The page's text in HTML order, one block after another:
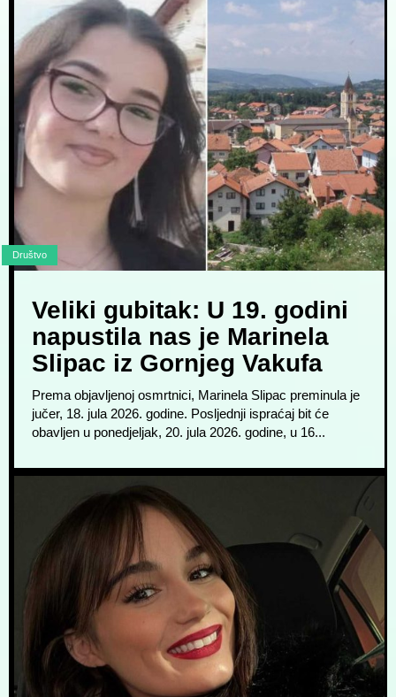
Društvo
Veliki gubitak: U 19. godini
napustila nas je Marinela
Slipac iz Gornjeg Vakufa
Prema objavljenoj osmrtnici, Marinela Slipac preminula je
jučer, 18. jula 2026. godine. Posljednji ispraćaj bit će
obavljen u ponedjeljak, 20. jula 2026. godine, u 16...